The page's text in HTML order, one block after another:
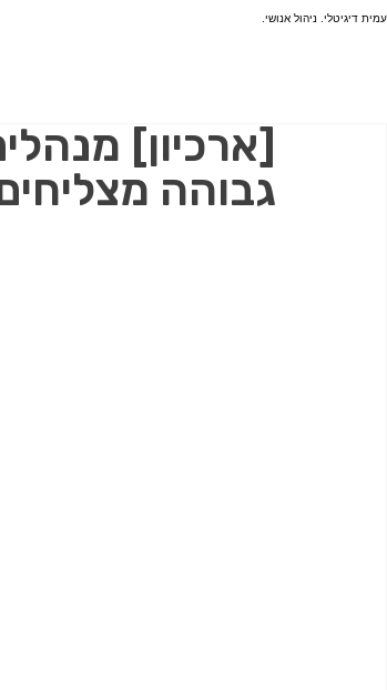
עמית דיגיטלי. ניהול אנושי.
[ארכיון]
גבוהה